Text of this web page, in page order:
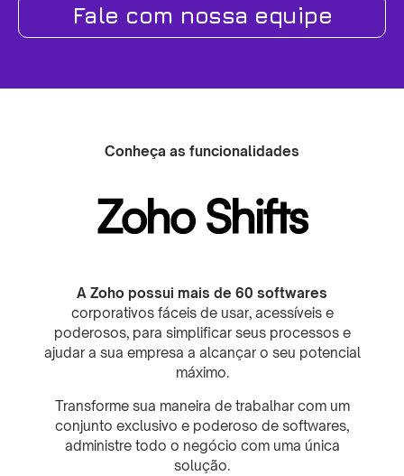
Fale com nossa equipe
Conheça as funcionalidades
Zoho Shifts
A Zoho possui mais de 60 softwares
corporativos fáceis de usar, acessíveis e
poderosos, para simplificar seus processos e
ajudar a sua empresa a alcançar o seu potencial
máximo.
Transforme sua maneira de trabalhar com um
conjunto exclusivo e poderoso de softwares,
administre todo o negócio com uma única
solução.